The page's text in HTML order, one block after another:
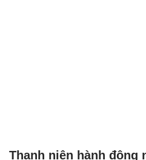
Thanh niên hành động